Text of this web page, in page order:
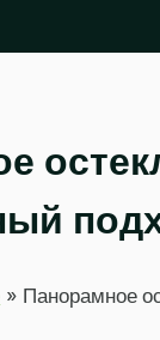
Панорамное